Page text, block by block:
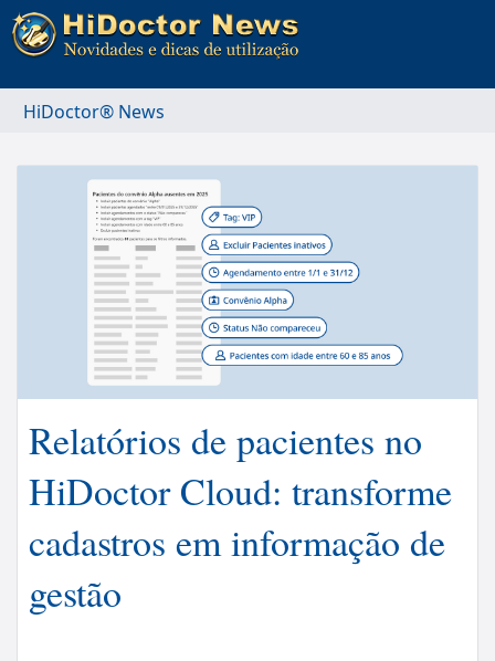
HiDoctor® News
Relatórios de pacientes no
HiDoctor Cloud: transforme
cadastros em informação de
gestão